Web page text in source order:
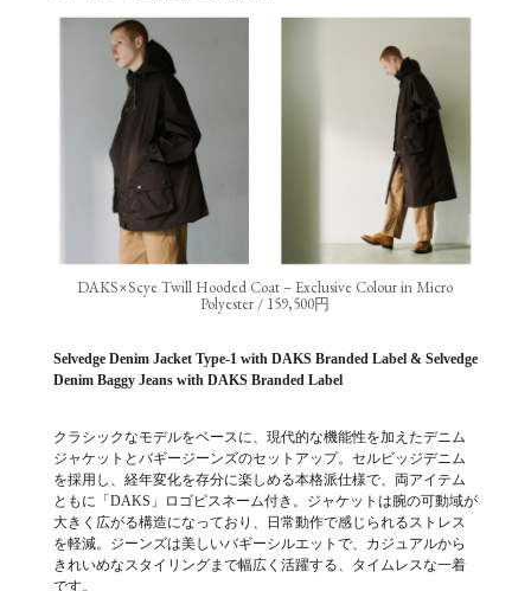
DAKS×Scye Twill Hooded Coat – Exclusive Colour in Micro
Polyester / 159,500円
Selvedge Denim Jacket Type-1 with DAKS Branded Label & Selvedge
Denim Baggy Jeans with DAKS Branded Label
クラシックなモデルをベースに、現代的な機能性を加えたデニム
ジャケットとバギージーンズのセットアップ。セルビッジデニム
を採用し、経年変化を存分に楽しめる本格派仕様で、両アイテム
ともに「DAKS」ロゴピスネーム付き。ジャケットは腕の可動域が
大きく広がる構造になっており、日常動作で感じられるストレス
を軽減。ジーンズは美しいバギーシルエットで、カジュアルから
きれいめなスタイリングまで幅広く活躍する、タイムレスな一着
です。